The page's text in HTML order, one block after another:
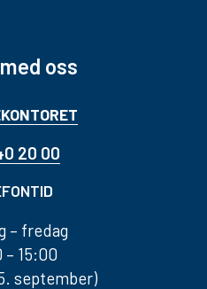
oss
20 00
– fredag
– 15:00
september)